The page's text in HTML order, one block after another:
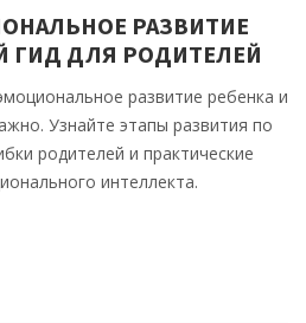
РАЗВИТИЕ
ГИД ДЛЯ РОДИТЕЛЕЙ
развитие ребенка и
Узнайте этапы развития по
родителей и практические
интеллекта.